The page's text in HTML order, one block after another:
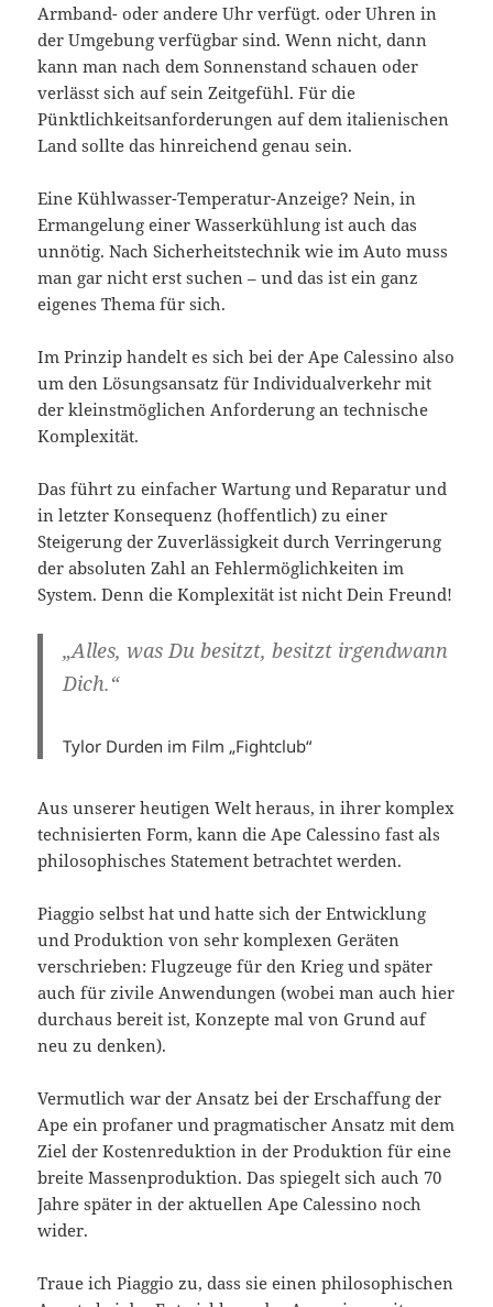
Armband- oder andere Uhr verfügt. oder Uhren in
der Umgebung verfügbar sind. Wenn nicht, dann
kann man nach dem Sonnenstand schauen oder
verlässt sich auf sein Zeitgefühl. Für die
Pünktlichkeitsanforderungen auf dem italienischen
Land sollte das hinreichend genau sein.
Eine Kühlwasser-Temperatur-Anzeige? Nein, in
Ermangelung einer Wasserkühlung ist auch das
unnötig. Nach Sicherheitstechnik wie im Auto muss
man gar nicht erst suchen – und das ist ein ganz
eigenes Thema für sich.
Im Prinzip handelt es sich bei der Ape Calessino also
um den Lösungsansatz für Individualverkehr mit
der kleinstmöglichen Anforderung an technische
Komplexität.
Das führt zu einfacher Wartung und Reparatur und
in letzter Konsequenz (hoffentlich) zu einer
Steigerung der Zuverlässigkeit durch Verringerung
der absoluten Zahl an Fehlermöglichkeiten im
System. Denn die Komplexität ist nicht Dein Freund!
„Alles, was Du besitzt, besitzt irgendwann
Dich.“
Tylor Durden im Film „Fightclub“
Aus unserer heutigen Welt heraus, in ihrer komplex
technisierten Form, kann die Ape Calessino fast als
philosophisches Statement betrachtet werden.
Piaggio selbst hat und hatte sich der Entwicklung
und Produktion von sehr komplexen Geräten
verschrieben: Flugzeuge für den Krieg und später
auch für zivile Anwendungen (wobei man auch hier
durchaus bereit ist, Konzepte mal von Grund auf
neu zu denken).
Vermutlich war der Ansatz bei der Erschaffung der
Ape ein profaner und pragmatischer Ansatz mit dem
Ziel der Kostenreduktion in der Produktion für eine
breite Massenproduktion. Das spiegelt sich auch 70
Jahre später in der aktuellen Ape Calessino noch
wider.
Traue ich Piaggio zu, dass sie einen philosophischen